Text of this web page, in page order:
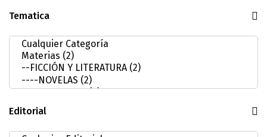
Tematica
Editorial